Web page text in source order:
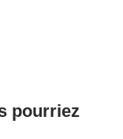
pourriez